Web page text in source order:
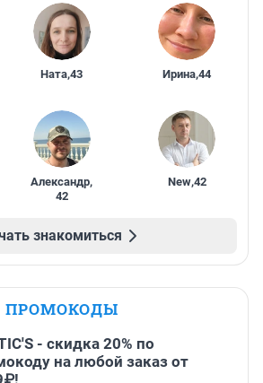
Ната,43 Ирина,44
Александр,
42
New,42
знакомиться
ПРОМОКОДЫ
- скидка 20% по
на любой заказ от